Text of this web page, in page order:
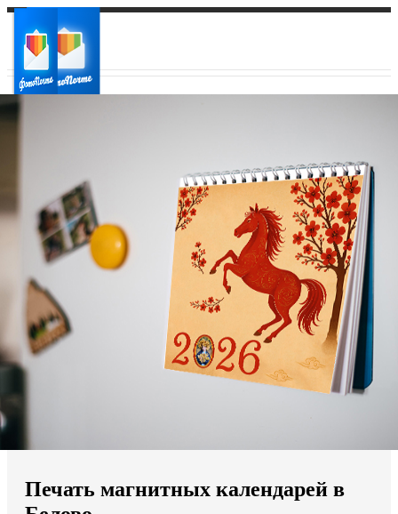
Ваш регион доставки
Выберите из списка:
Мы доставляем по всему миру
Продолжить без города
Печать магнитных календарей в